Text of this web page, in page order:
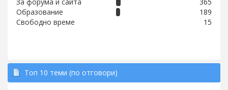
За форума и сайта
365
Образование
189
Свободно време
15
Топ 10 теми (по отговори)